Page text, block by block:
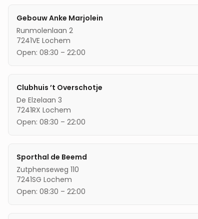
Gebouw Anke Marjolein
Runmolenlaan 2
7241VE Lochem
Open: 08:30 – 22:00
Clubhuis ’t Overschotje
De Elzelaan 3
7241RX Lochem
Open: 08:30 – 22:00
Sporthal de Beemd
Zutphenseweg 110
7241SG Lochem
Open: 08:30 – 22:00